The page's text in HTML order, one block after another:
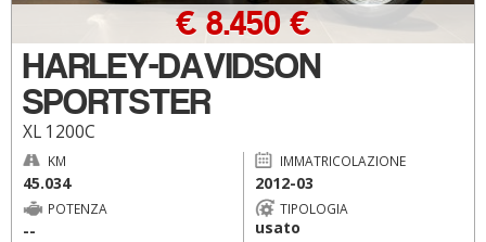
HARLEY-DAVIDSON
SPORTSTER
XL 1200C
€ 8.450 €
KM
45.034
IMMATRICOLAZIONE
2012-03
POTENZA
--
TIPOLOGIA
usato